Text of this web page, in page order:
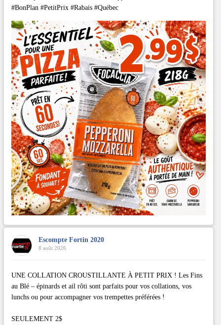
#BonPlan #PetitPrix #Rabais #Québec
Escompte Fortin 2020
8 août 2026
UNE COLLATION CROUSTILLANTE À PETIT PRIX ! Les Fins
au Blé – épinards et ail rôti sont parfaits pour vos collations, vos
lunchs ou pour accompagner vos trempettes préférées !
SEULEMENT 2$